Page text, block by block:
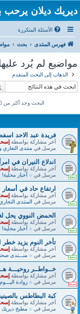
ديريك ديلان يرحب
الأسئلة المتكررة
فهرس المنتدى بحث
مواضيع لم يُرد عليها
الذهاب إلى البحث المتقدم
البحث وجد أكثر من 1000 تطابق
فريدة عبد الاحد
آخر مشاركة بواسطة
مرسل فيمنتدى التعازي
اندلاع النيران في
آخر مشاركة بواسطة
مرسل في܀ أخبار محلية!
ارتفاع حاد في
آخر مشاركة بواسطة
مرسل فيالمنتدى
الحمض النووي يحل لغز
آخر مشاركة بواسطة
مرسل في܀ أخبار محلية!
تأخر النوم يزيد خطر
آخر مشاركة بواسطة
مرسل في܀ منـــتدى
خــواطــر روحيـــة
آخر مشاركة بواسطة
مرسل في܀ زوادة اليـــوم
كبة البطاطس
آخر مشاركة بواسطة
مرسل في܀ مطبخ ديريك